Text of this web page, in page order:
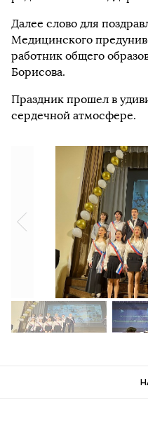
Далее слово для
Медицинского
работник общего
Борисова.
Праздник прошел в
сердечной атмосфере.